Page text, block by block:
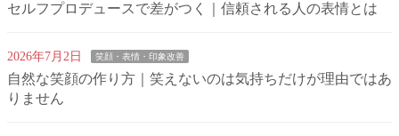
セルフプロデュースで差がつく｜信頼される人の表情とは
2026年7月2日 笑顔・表情・印象改善
自然な笑顔の作り方｜笑えないのは気持ちだけが理由ではあ
りません